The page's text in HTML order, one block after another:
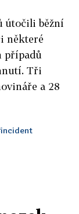
útočili běžní
některé
případů
Tři
a 28